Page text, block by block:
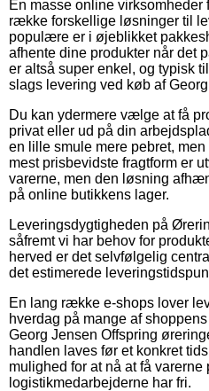
En masse online
række forskellige løsninger til
populære er i øjeblikket
afhente dine produkter når det
er altså super enkel, og typisk
slags levering ved køb af
Du kan ydermere vælge at få
privat eller ud på din
en lille smule mere pebret,
mest prisbevidste fragtform er
varerne, men den løsning
på online butikkens lager.
Leveringsdygtigheden på
såfremt vi har behov for
herved er det selvfølgelig
det estimerede
En lang række e-shops lover
hverdag på mange af
Georg Jensen Offspring
handlen laves før et konkret
mulighed for at nå at få varerne
logistikmedarbejderne har fri.